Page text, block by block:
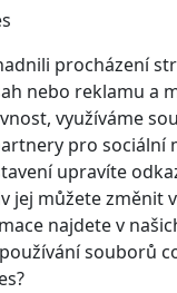
procházení
nebo reklamu a
využíváme
pro sociální
upravíte
jej můžete změnit
najdete v
souborů